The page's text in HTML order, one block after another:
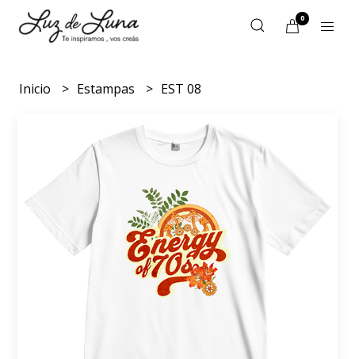
0
Inicio Estampas EST 08